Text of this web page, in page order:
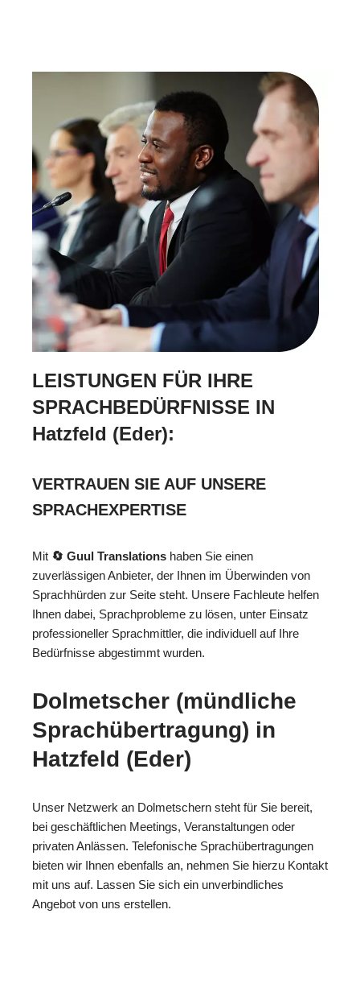
LEISTUNGEN FÜR IHRE
SPRACHBEDÜRFNISSE IN
Hatzfeld (Eder):
VERTRAUEN SIE AUF UNSERE
SPRACHEXPERTISE
Mit 🔄 Guul Translations haben Sie einen
zuverlässigen Anbieter, der Ihnen im Überwinden von
Sprachhürden zur Seite steht. Unsere Fachleute helfen
Ihnen dabei, Sprachprobleme zu lösen, unter Einsatz
professioneller Sprachmittler, die individuell auf Ihre
Bedürfnisse abgestimmt wurden.
Dolmetscher (mündliche
Sprachübertragung) in
Hatzfeld (Eder)
Unser Netzwerk an Dolmetschern steht für Sie bereit,
bei geschäftlichen Meetings, Veranstaltungen oder
privaten Anlässen. Telefonische Sprachübertragungen
bieten wir Ihnen ebenfalls an, nehmen Sie hierzu Kontakt
mit uns auf. Lassen Sie sich ein unverbindliches
Angebot von uns erstellen.